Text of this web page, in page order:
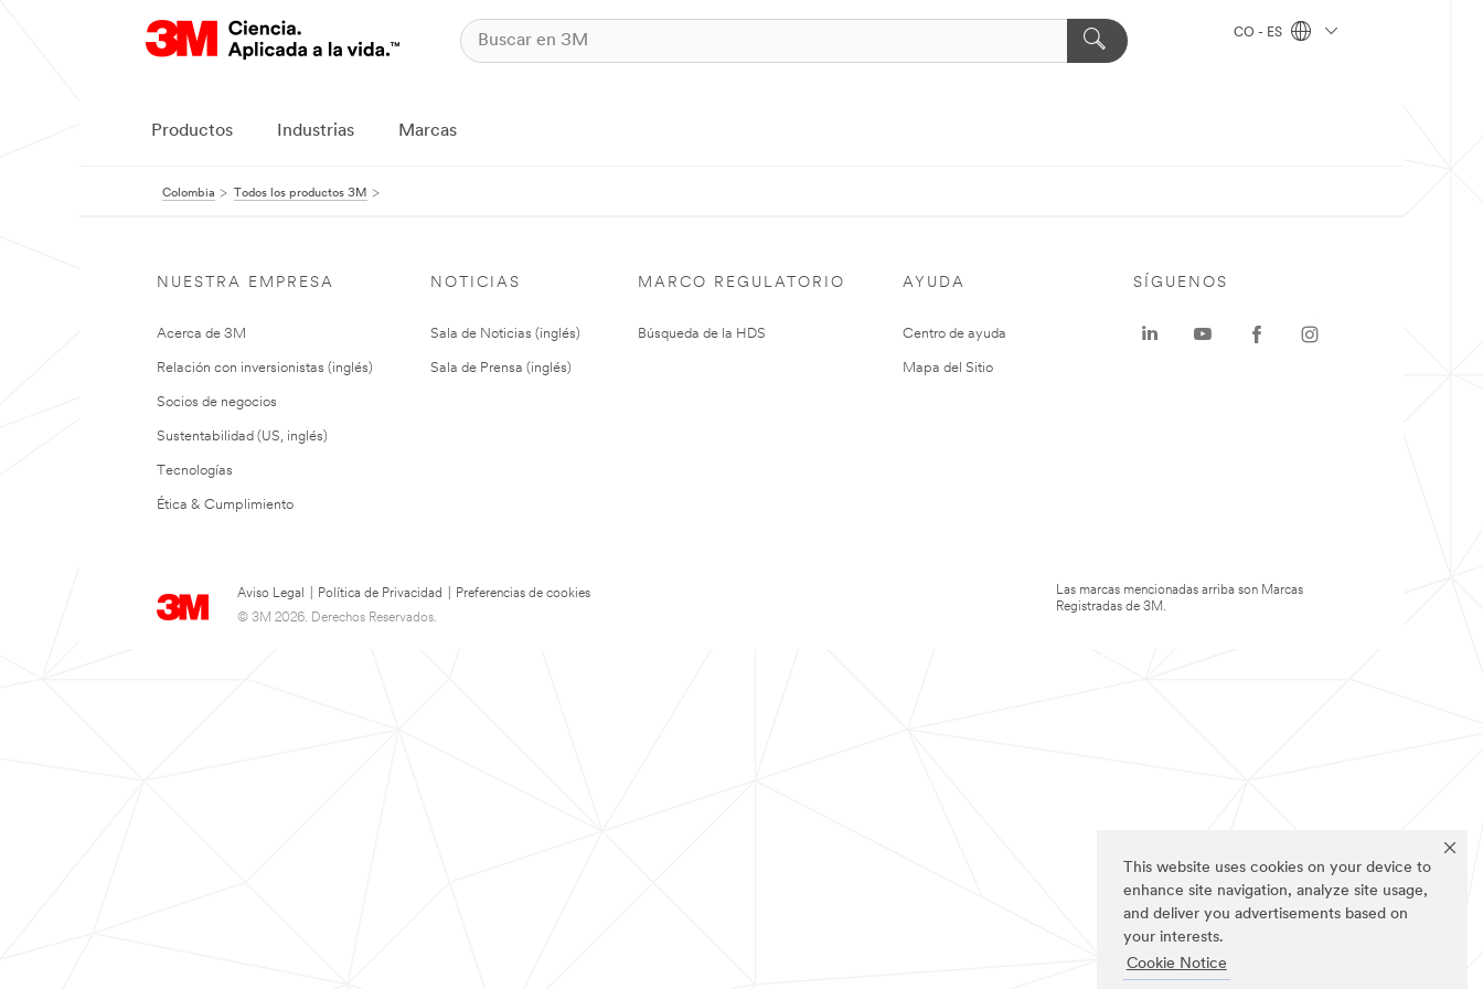
This website uses cookies on your device to
enhance site navigation, analyze site usage,
and deliver you advertisements based on
your interests.
Cookie Notice
CO - ES
Productos Industrias Marcas
Colombia Todos los productos 3M
NUESTRA EMPRESA
Acerca de 3M
Relación con inversionistas (inglés)
Socios de negocios
Sustentabilidad (US, inglés)
Tecnologías
Ética & Cumplimiento
NOTICIAS
Sala de Noticias (inglés)
Sala de Prensa (inglés)
MARCO REGULATORIO
Búsqueda de la HDS
AYUDA
Centro de ayuda
Mapa del Sitio
Aviso Legal Política de Privacidad
Preferencias de cookies
© 3M 2026. Derechos Reservados.
SÍGUENOS
Las marcas mencionadas arriba son Marcas
Registradas de 3M.